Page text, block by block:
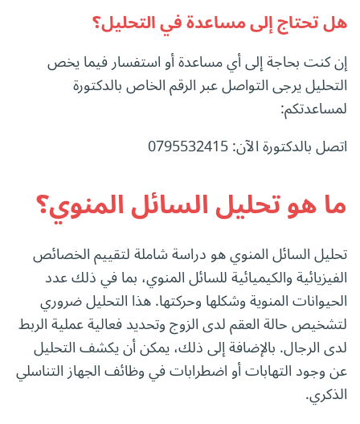
هل تحتاج إلى مساعدة في التحليل؟
إن كنت بحاجة إلى أي مساعدة أو استفسار فيما يخص
التحليل يرجى التواصل عبر الرقم الخاص بالدكتورة
لمساعدتكم:
اتصل بالدكتورة الآن: 0795532415
ما هو تحليل السائل المنوي؟
تحليل السائل المنوي هو دراسة شاملة لتقييم الخصائص
الفيزيائية والكيميائية للسائل المنوي، بما في ذلك عدد
الحيوانات المنوية وشكلها وحركتها. هذا التحليل ضروري
لتشخيص حالة العقم لدى الزوج وتحديد فعالية عملية الربط
لدى الرجال. بالإضافة إلى ذلك، يمكن أن يكشف التحليل
عن وجود التهابات أو اضطرابات في وظائف الجهاز التناسلي
الذكري.